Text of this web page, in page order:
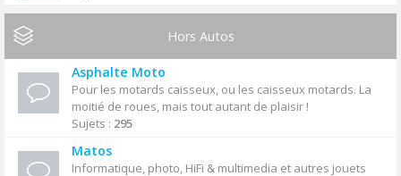
Hors Autos
Asphalte Moto
Pour les motards caisseux, ou les caisseux motards. La
moitié de roues, mais tout autant de plaisir !
Sujets : 295
Matos
Informatique, photo, HiFi & multimedia et autres jouets